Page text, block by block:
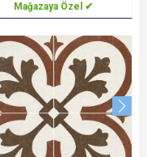
Mağazaya Özel ✔